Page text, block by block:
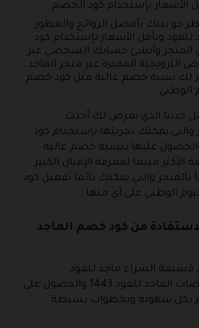
الأسعار بإستخدام كود الخصم .
جو بيتك بأفضل الروائح والعطور
للعود وبأقل الأسعار بإستخدام كود
المتجر وأنشئ حسابك الشخصي عبر
الترويجية المميزة عبر متجر الماجد
لك نسبة خصم عالية مثل كود خصم
الوطنى.
حديثا الذي يعرض لك أحدث
والتي يمكنك تجربتها بإستخدام كود
عليها بنسبة خصم عالية
الأكثر مبيعا لمعرفة الإقبال الكبير
بالمتجر والتي يمكنك دائما تفعيل كود
الوطنى على أي منها .
من كود خصم الماجد
قسيمة الشراء ماجد للعود
والإستفادة من تخفيضات الماجد للعود 1443 والحصول على
بكل سهولة وبخطوات بسيطة